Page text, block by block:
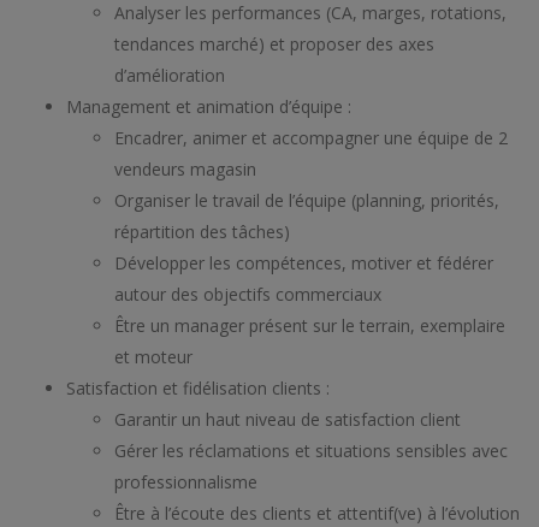
Analyser les performances (CA, marges, rotations,
tendances marché) et proposer des axes
d’amélioration
Management et animation d’équipe :
Encadrer, animer et accompagner une équipe de 2
vendeurs magasin
Organiser le travail de l’équipe (planning, priorités,
répartition des tâches)
Développer les compétences, motiver et fédérer
autour des objectifs commerciaux
Être un manager présent sur le terrain, exemplaire
et moteur
Satisfaction et fidélisation clients :
Garantir un haut niveau de satisfaction client
Gérer les réclamations et situations sensibles avec
professionnalisme
Être à l’écoute des clients et attentif(ve) à l’évolution